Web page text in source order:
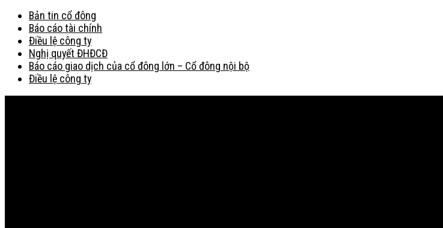
Bản tin cổ đông
Báo cáo tài chính
Điều lệ công ty
Nghị quyết ĐHĐCĐ
Báo cáo giao dịch của cổ đông lớn – Cổ đông nội bộ
Điều lệ công ty